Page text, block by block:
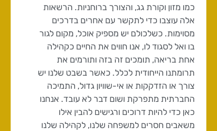
כמו מזון וקורת גג, והצורך ברוחניות. הרשאות
אלה עוצבו כדי לתקשר עם אחרים בדרכים
מסוימות. כשלכולם יש מספיק אוכל, מקום לגור
בו ואל לסגוד לו, אנו חווים את החיים כקהילה
אחת בריאה, תומכים זה בזה ותורמים את
תרומתנו הייחודית לכלל. כאשר בשבט שלנו יש
צורך או הזדקקות או אי-שוויון גדול, התמיכה
החברתית מתפרקת ושום דבר לא עובד. אנחנו
כאן כדי להיות דרוכים ורגישים להבין אילו
משאבים חסרים למשפחה שלנו, לקהילה שלנו